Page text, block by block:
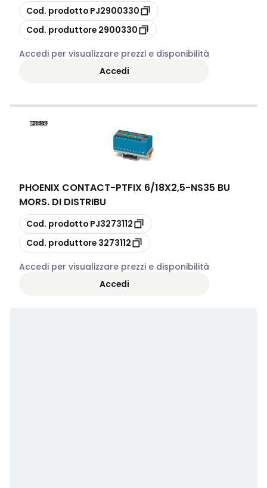
copia
Cod. prodotto PJ2900330
copia
Cod. produttore 2900330
Accedi per visualizzare prezzi e disponibilità
Accedi
PHOENIX CONTACT-PTFIX 6/18X2,5-NS35 BU
MORS. DI DISTRIBU
copia
Cod. prodotto PJ3273112
copia
Cod. produttore 3273112
Accedi per visualizzare prezzi e disponibilità
Accedi